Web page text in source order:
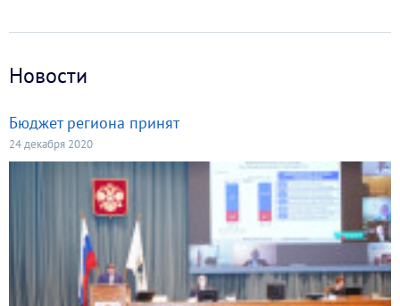
Новости
Бюджет региона принят
24 декабря 2020